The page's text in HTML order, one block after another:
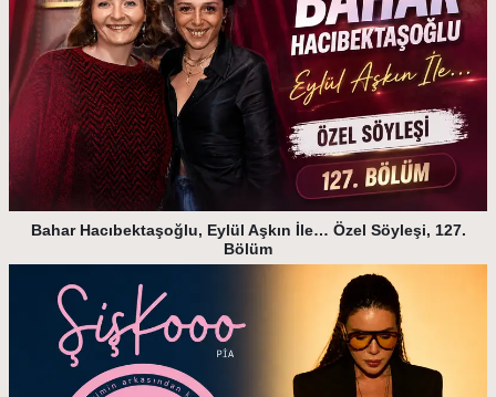
Bahar Hacıbektaşoğlu, Eylül Aşkın İle… Özel Söyleşi, 127.
Bölüm